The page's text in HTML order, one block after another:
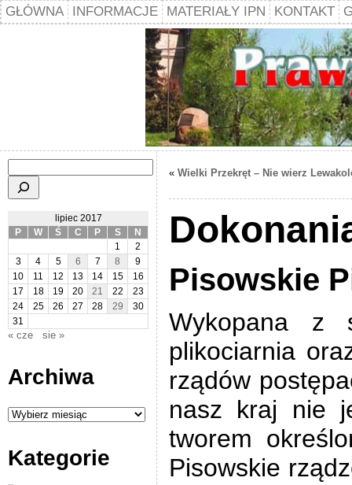
GŁÓWNA INFORMACJE MATERIAŁY IPN KONTAKT
lipiec 2017
P
W Ś C P S
N
1
2
3
4 5 6 7 8
9
10
11 12 13 14 15
16
17
18 19 20 21 22
23
24
25 26 27 28 29
30
31
« cze sie »
Archiwa
Archiwa
Kategorie
« Wielki Przekręt – Nie wierz
Pisowskie
Wykopana z
plikociarnia
rządów
nasz kraj nie
tworem
Pisowskie